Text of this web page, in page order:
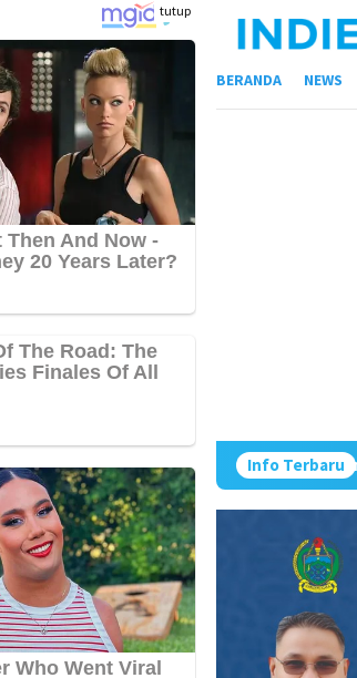
konten
tutup
BERANDA NEWS
Info Terbaru
Indonesia Sumut Perbanyak